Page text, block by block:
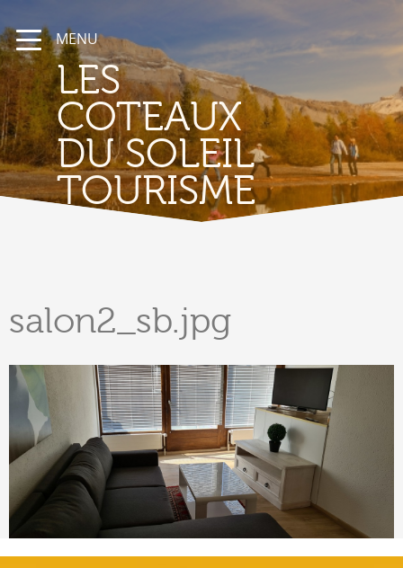
MENU
LES
COTEAUX
DU SOLEIL
TOURISME
salon2_sb.jpg